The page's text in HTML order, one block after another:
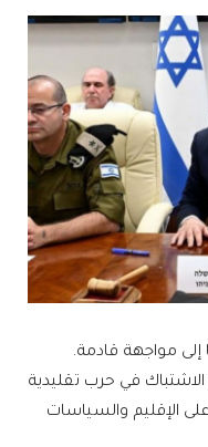
مواجهة قادمة.
في حرب تقليدية
الإقليم والسياسات